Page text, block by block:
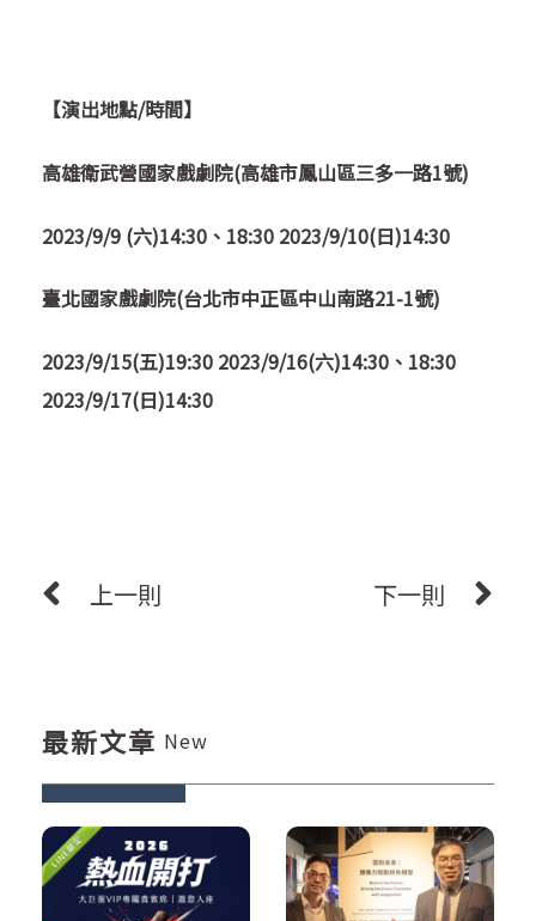
【演出地點/時間】
高雄衛武營國家戲劇院(高雄市鳳山區三多一路1號)
2023/9/9 (六)14:30、18:30 2023/9/10(日)14:30
臺北國家戲劇院(台北市中正區中山南路21-1號)
2023/9/15(五)19:30 2023/9/16(六)14:30、18:30
2023/9/17(日)14:30
上一則 下一則
最新文章 New